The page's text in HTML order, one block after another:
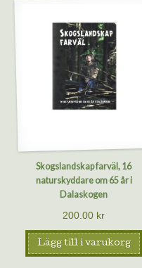
Skogslandskap farväl, 16
naturskyddare om 65 år i
Dalaskogen
200.00 kr
Lägg till i varukorg